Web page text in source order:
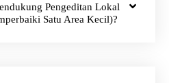
Pengeditan Lokal
Satu Area Kecil)?